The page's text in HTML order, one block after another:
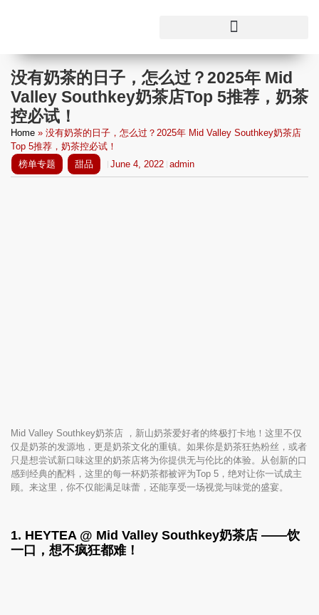
没有奶茶的日子，怎么过？2025年 Mid
Valley Southkey奶茶店Top 5推荐，奶茶
控必试！
Home » 没有奶茶的日子，怎么过？2025年 Mid Valley Southkey奶茶店
Top 5推荐，奶茶控必试！
榜单专题
甜品 June 4, 2022 admin
Mid Valley Southkey奶茶店 ，新山奶茶爱好者的终极打卡地！这里不仅
仅是奶茶的发源地，更是奶茶文化的重镇。如果你是奶茶狂热粉丝，或者
只是想尝试新口味这里的奶茶店将为你提供无与伦比的体验。从创新的口
感到经典的配料，这里的每一杯奶茶都被评为Top 5，绝对让你一试成主
顾。来这里，你不仅能满足味蕾，还能享受一场视觉与味觉的盛宴。
1. HEYTEA @ Mid Valley Southkey奶茶店 ——饮
一口，想不疯狂都难！